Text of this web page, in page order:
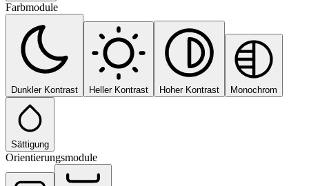
Farbmodule
Dunkler Kontrast Heller Kontrast Hoher Kontrast Monochrom
Sättigung
Orientierungsmodule